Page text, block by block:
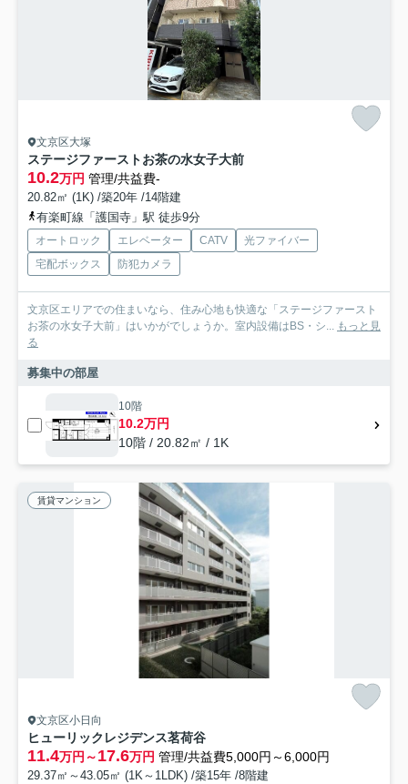
文京区大塚
ステージファーストお茶の水女子大前
10.2万円 管理/共益費-
20.82㎡ (1K) /築20年 /14階建
有楽町線「護国寺」駅 徒歩9分
オートロック エレベーター CATV
光ファイバー
宅配ボックス
防犯カメラ
文京区エリアでの住まいなら、住み心地も快適な「ステージファースト
お茶の水女子大前」はいかがでしょうか。室内設備はBS・シ... もっと見
る
募集中の部屋
10階
10.2万円
10階 / 20.82㎡ / 1K
賃貸マンション
文京区小日向
ヒューリックレジデンス茗荷谷
11.4万円～17.6万円 管理/共益費5,000円～6,000円
29.37㎡～43.05㎡ (1K～1LDK) /築15年 /8階建